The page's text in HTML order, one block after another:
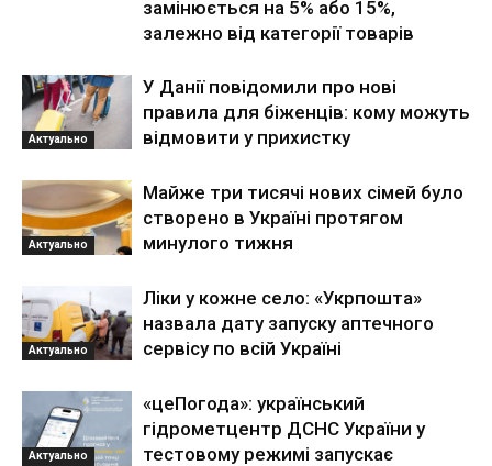
замінюється на 5% або 15%,
залежно від категорії товарів
Актуально
У Данії повідомили про нові
правила для біженців: кому можуть
відмовити у прихистку
Актуально
Майже три тисячі нових сімей було
створено в Україні протягом
минулого тижня
Актуально
Ліки у кожне село: «Укрпошта»
назвала дату запуску аптечного
сервісу по всій Україні
Актуально
«цеПогода»: український
гідрометцентр ДСНС України у
тестовому режимі запускає